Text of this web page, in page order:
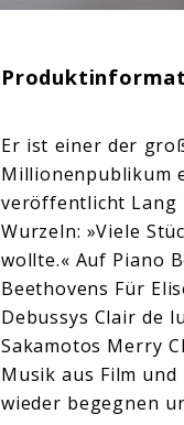
Er ist einer der
Millionenpublikum
veröffentlicht Lang
Wurzeln: »Viele
wollte.« Auf Piano
Beethovens Für
Debussys Clair de
Sakamotos Merry
Musik aus Film
wieder begegnen